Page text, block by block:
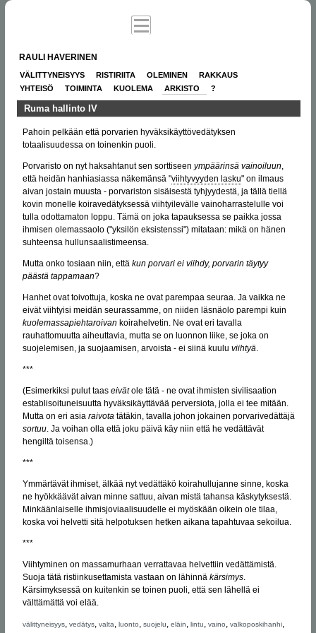
RAULI HAVERINEN
VÄLITTYNEISYYS RISTIRIITA OLEMINEN
RAKKAUS
YHTEISÖ
TOIMINTA KUOLEMA ARKISTO ?
Ruma hallinto IV
Pahoin pelkään että porvarien hyväksikäyttövedätyksen
totaalisuudessa on toinenkin puoli.
Porvaristo on nyt haksahtanut sen sorttiseen ympäärinsä vainoiluun,
että heidän hanhiasiassa näkemänsä "viihtyvyyden lasku" on ilmaus
aivan jostain muusta - porvariston sisäisestä tyhjyydestä, ja tällä tiellä
kovin monelle koiravedätyksessä viihtyilevälle vainoharrastelulle voi
tulla odottamaton loppu. Tämä on joka tapauksessa se paikka jossa
ihmisen olemassaolo ("yksilön eksistenssi") mitataan: mikä on hänen
suhteensa hullunsaalistimeensa.
Mutta onko tosiaan niin, että kun porvari ei viihdy, porvarin täytyy
päästä tappamaan?
Hanhet ovat toivottuja, koska ne ovat parempaa seuraa. Ja vaikka ne
eivät viihtyisi meidän seurassamme, on niiden läsnäolo parempi kuin
kuolemassapiehtaroivan koirahelvetin. Ne ovat eri tavalla
rauhattomuutta aiheuttavia, mutta se on luonnon liike, se joka on
suojelemisen, ja suojaamisen, arvoista - ei siinä kuulu viihtyä.
***
(Esimerkiksi pulut taas eivätole tätä - ne ovat ihmisten sivilisaation
establisoituneisuutta hyväksikäyttävää perversiota, jolla ei tee mitään.
Mutta on eri asia raivotatätäkin, tavalla johon jokainen porvarivedättäjä
sortuu. Ja voihan olla että joku päivä käy niin että he vedättävät
hengiltä toisensa.)
***
Ymmärtävät ihmiset, älkää nyt vedättäkö koirahullujanne sinne, koska
ne hyökkäävät aivan minne sattuu, aivan mistä tahansa käskytyksestä.
Minkäänlaiselle ihmisjoviaalisuudelle ei myöskään oikein ole tilaa,
koska voi helvetti sitä helpotuksen hetken aikana tapahtuvaa sekoilua.
***
Viihtyminen on massamurhaan verrattavaa helvettiin vedättämistä.
Suoja tätä ristiinkusettamista vastaan on lähinnä kärsimys.
Kärsimyksessä on kuitenkin se toinen puoli, että sen lähellä ei
välttämättä voi elää.
välittyneisyys, vedätys, valta, luonto, suojelu, eläin, lintu, vaino, valkoposkihanhi,